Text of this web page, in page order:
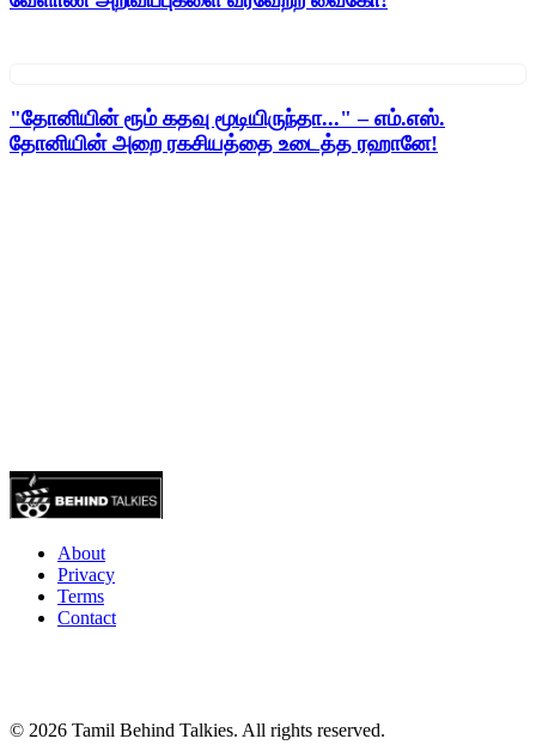
"தோனியின் ரூம் கதவு மூடியிருந்தா..." – எம்.எஸ்.
தோனியின் அறை ரகசியத்தை உடைத்த ரஹானே!
About
Privacy
Terms
Contact
© 2026 Tamil Behind Talkies. All rights reserved.